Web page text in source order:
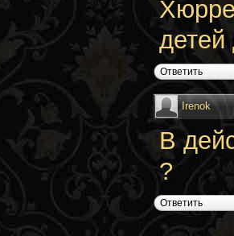
детей
Ответить
Irenok
В
?
Ответить